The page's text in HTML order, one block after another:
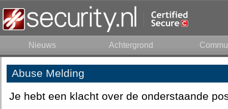
Nieuws Achtergrond
Abuse Melding
Je hebt een klacht over de onderstaande